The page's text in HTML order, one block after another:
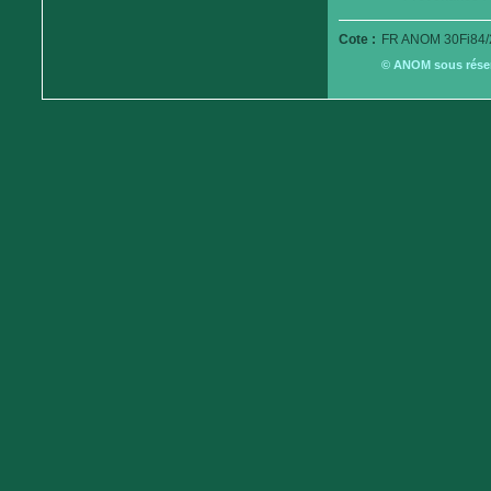
Cote : FR ANOM
© ANOM sous